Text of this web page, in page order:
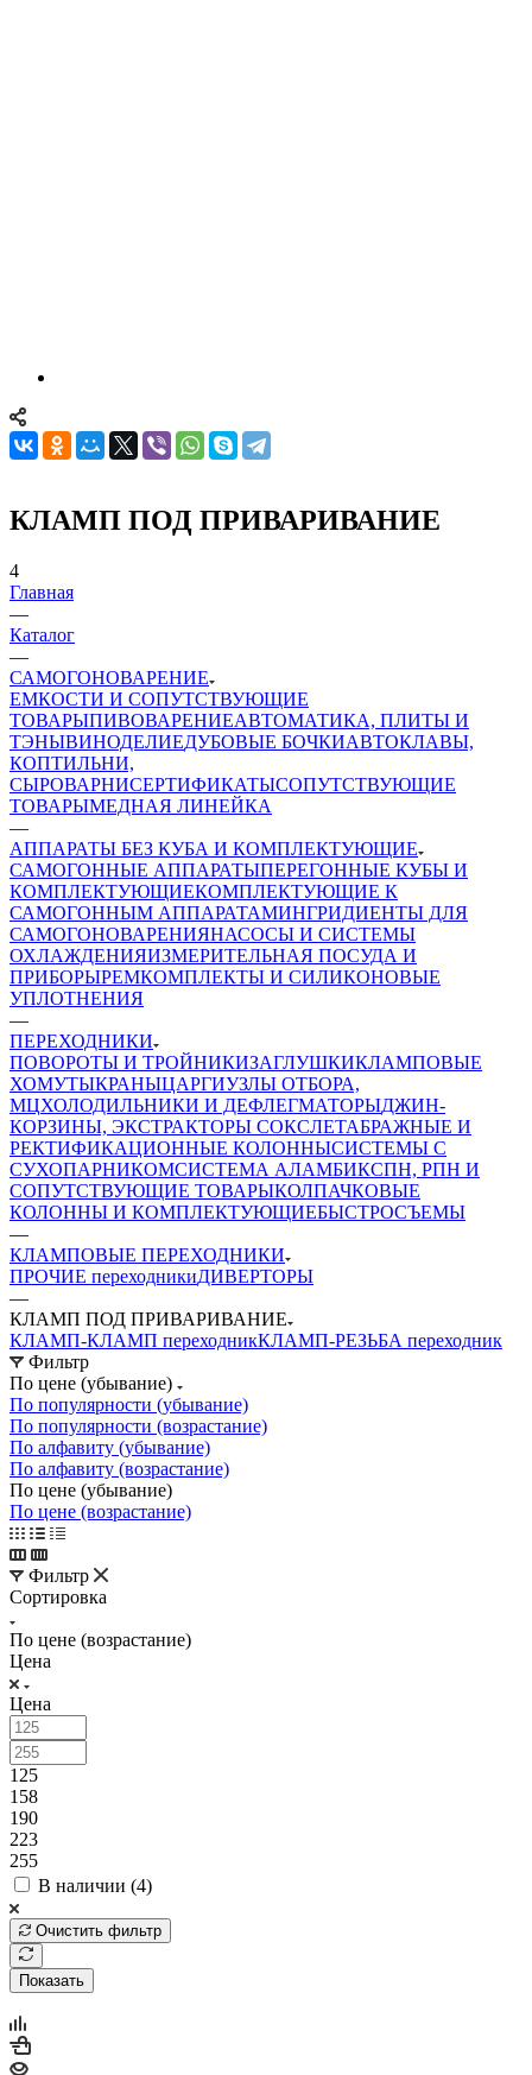
КЛАМП ПОД ПРИВАРИВАНИЕ
4
Главная
—
Каталог
—
САМОГОНОВАРЕНИЕ
ЕМКОСТИ И СОПУТСТВУЮЩИЕ
ТОВАРЫПИВОВАРЕНИЕАВТОМАТИКА, ПЛИТЫ И
ТЭНЫВИНОДЕЛИЕДУБОВЫЕ БОЧКИАВТОКЛАВЫ,
КОПТИЛЬНИ,
СЫРОВАРНИСЕРТИФИКАТЫСОПУТСТВУЮЩИЕ
ТОВАРЫМЕДНАЯ ЛИНЕЙКА
—
АППАРАТЫ БЕЗ КУБА И КОМПЛЕКТУЮЩИЕ
САМОГОННЫЕ АППАРАТЫПЕРЕГОННЫЕ КУБЫ И
КОМПЛЕКТУЮЩИЕКОМПЛЕКТУЮЩИЕ К
САМОГОННЫМ АППАРАТАМИНГРИДИЕНТЫ ДЛЯ
САМОГОНОВАРЕНИЯНАСОСЫ И СИСТЕМЫ
ОХЛАЖДЕНИЯИЗМЕРИТЕЛЬНАЯ ПОСУДА И
ПРИБОРЫРЕМКОМПЛЕКТЫ И СИЛИКОНОВЫЕ
УПЛОТНЕНИЯ
—
ПЕРЕХОДНИКИ
ПОВОРОТЫ И ТРОЙНИКИЗАГЛУШКИКЛАМПОВЫЕ
ХОМУТЫКРАНЫЦАРГИУЗЛЫ ОТБОРА,
МЦХОЛОДИЛЬНИКИ И ДЕФЛЕГМАТОРЫДЖИН-
КОРЗИНЫ, ЭКСТРАКТОРЫ СОКСЛЕТАБРАЖНЫЕ И
РЕКТИФИКАЦИОННЫЕ КОЛОННЫСИСТЕМЫ С
СУХОПАРНИКОМСИСТЕМА АЛАМБИКСПН, РПН И
СОПУТСТВУЮЩИЕ ТОВАРЫКОЛПАЧКОВЫЕ
КОЛОННЫ И КОМПЛЕКТУЮЩИЕБЫСТРОСЪЕМЫ
—
КЛАМПОВЫЕ ПЕРЕХОДНИКИ
ПРОЧИЕ переходникиДИВЕРТОРЫ
—
КЛАМП ПОД ПРИВАРИВАНИЕ
КЛАМП-КЛАМП переходникКЛАМП-РЕЗЬБА переходник
Фильтр
По цене (убывание)
По популярности (убывание)
По популярности (возрастание)
По алфавиту (убывание)
По алфавиту (возрастание)
По цене (убывание)
По цене (возрастание)
Фильтр
Сортировка
По цене (возрастание)
Цена
Цена
125
158
190
223
255
В наличии (4)
Очистить фильтр
Показать